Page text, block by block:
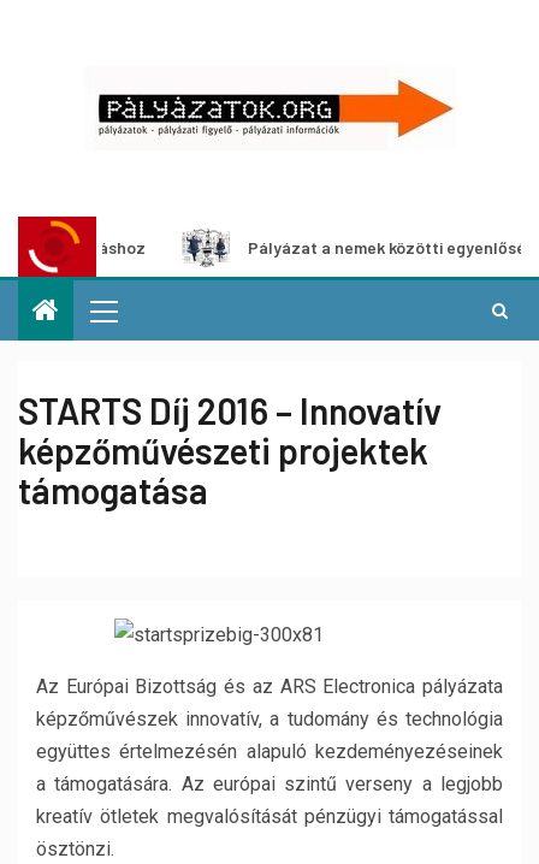
Pályázat a nemek közötti egyenlőség
STARTS Díj 2016 – Innovatív
képzőművészeti projektek
támogatása
Az Európai Bizottság és az ARS Electronica pályázata
képzőművészek innovatív, a tudomány és technológia
együttes értelmezésén alapuló kezdeményezéseinek
a támogatására. Az európai szintű verseny a legjobb
kreatív ötletek megvalósítását pénzügyi támogatással
ösztönzi.